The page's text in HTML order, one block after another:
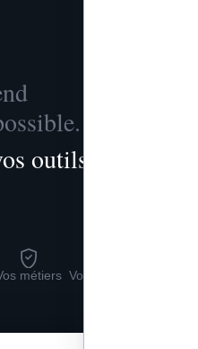
outils, un seul
métiers Vos outils